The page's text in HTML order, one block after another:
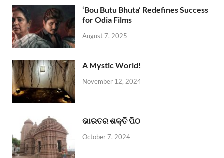
‘Bou Butu Bhuta’ Redefines Success
for Odia Films
August 7, 2025
A Mystic World!
November 12, 2024
ଭାରତର ଶକ୍ତି ପିଠ
October 7, 2024